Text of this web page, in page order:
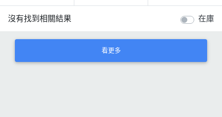
沒有找到相關結果 在庫
看更多